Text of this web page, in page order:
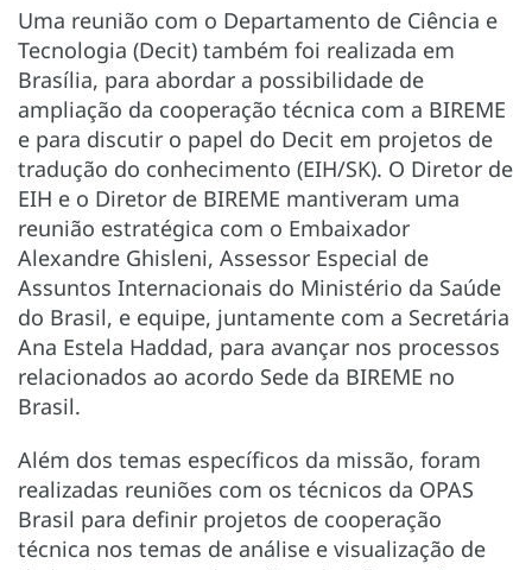
Uma reunião com o Departamento de Ciência e
Tecnologia (Decit) também foi realizada em
Brasília, para abordar a possibilidade de
ampliação da cooperação técnica com a BIREME
e para discutir o papel do Decit em projetos de
tradução do conhecimento (EIH/SK). O Diretor de
EIH e o Diretor de BIREME mantiveram uma
reunião estratégica com o Embaixador
Alexandre Ghisleni, Assessor Especial de
Assuntos Internacionais do Ministério da Saúde
do Brasil, e equipe, juntamente com a Secretária
Ana Estela Haddad, para avançar nos processos
relacionados ao acordo Sede da BIREME no
Brasil.
Além dos temas específicos da missão, foram
realizadas reuniões com os técnicos da OPAS
Brasil para definir projetos de cooperação
técnica nos temas de análise e visualização de